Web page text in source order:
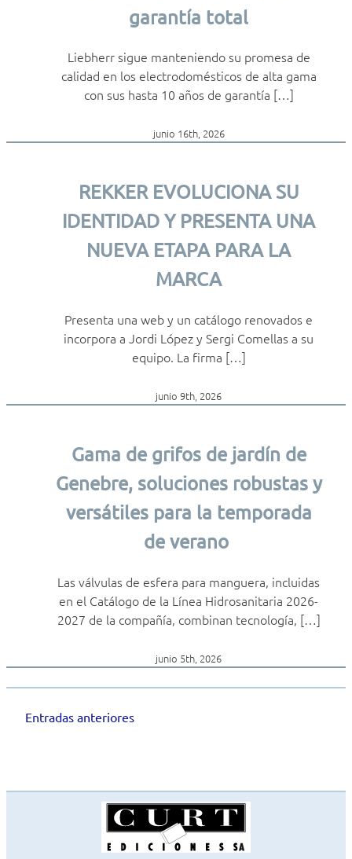
garantía total
Liebherr sigue manteniendo su promesa de
calidad en los electrodomésticos de alta gama
con sus hasta 10 años de garantía […]
junio 16th, 2026
REKKER EVOLUCIONA SU
IDENTIDAD Y PRESENTA UNA
NUEVA ETAPA PARA LA
MARCA
Presenta una web y un catálogo renovados e
incorpora a Jordi López y Sergi Comellas a su
equipo. La firma […]
junio 9th, 2026
Gama de grifos de jardín de
Genebre, soluciones robustas y
versátiles para la temporada
de verano
Las válvulas de esfera para manguera, incluidas
en el Catálogo de la Línea Hidrosanitaria 2026-
2027 de la compañía, combinan tecnología, […]
junio 5th, 2026
Navegación
Entradas anteriores